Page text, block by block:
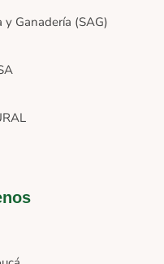
y Ganadería (SAG)